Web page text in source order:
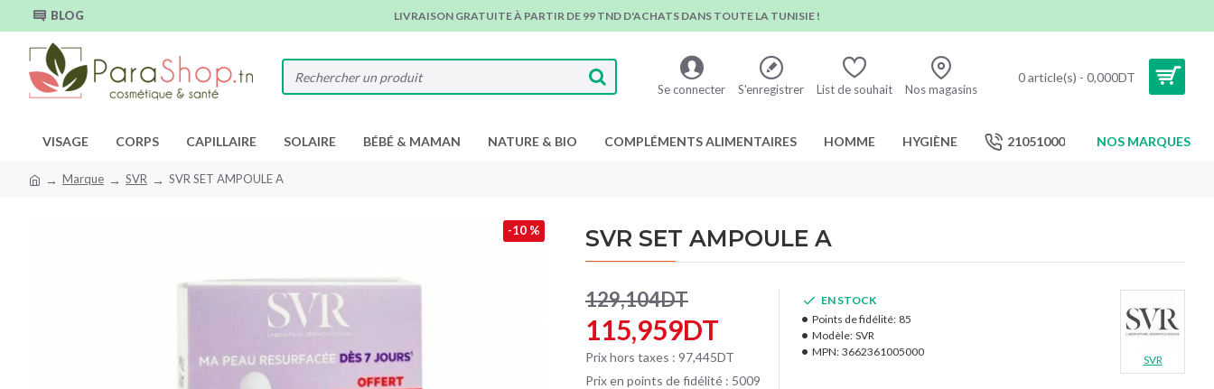
BLOG LIVRAISON GRATUITE À PARTIR DE 99 TND D'ACHATS DANS TOUTE LA TUNISIE !
Se connecter S'enregistrer List de souhait Nos magasins
0 article(s) - 0,000DT
VISAGE CORPS CAPILLAIRE SOLAIRE BÉBÉ & MAMAN NATURE & BIO COMPLÉMENTS ALIMENTAIRES HOMME HYGIÈNE 21051000 NOS MARQUES
Marque SVR SVR SET AMPOULE A
-10 % SVR SET AMPOULE A
115,959DT
129,104DT
Prix hors taxes : 97,445DT
Prix en points de fidélité : 5009
EN STOCK
Points de fidélité: 85
Modèle: SVR
MPN: 3662361005000
SVR